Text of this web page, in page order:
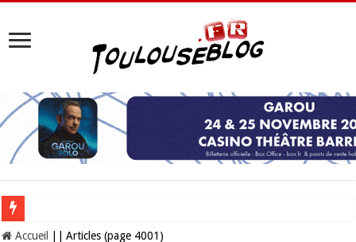
Les Nocturnes de la Cité de l’espace 2026 : l’événement incontournable de
Accueil Articles (page 4001)